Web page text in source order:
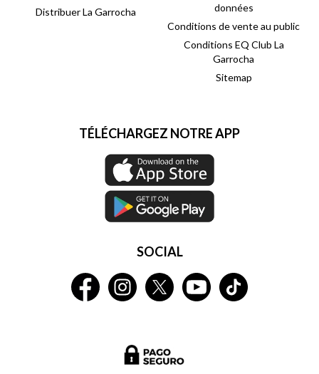
Distribuer La Garrocha
données
Conditions de vente au public
Conditions EQ Club La
Garrocha
Sitemap
TÉLÉCHARGEZ NOTRE APP
SOCIAL